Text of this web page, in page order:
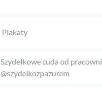
Plakaty
Szydełkowe cuda od pracowni
@szydelkozpazurem